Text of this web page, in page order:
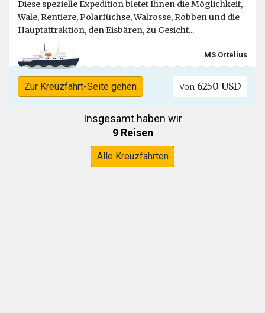
Diese spezielle Expedition bietet Ihnen die Möglichkeit,
Wale, Rentiere, Polarfüchse, Walrosse, Robben und die
Hauptattraktion, den Eisbären, zu Gesicht...
MS Ortelius
Zur Kreuzfahrt-Seite gehen Von 6250 USD
Insgesamt haben wir
9 Reisen
Alle Kreuzfahrten